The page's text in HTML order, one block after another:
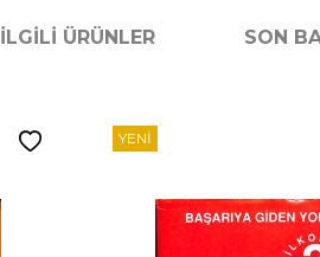
İLGILI ÜRÜNLER SON
YENI